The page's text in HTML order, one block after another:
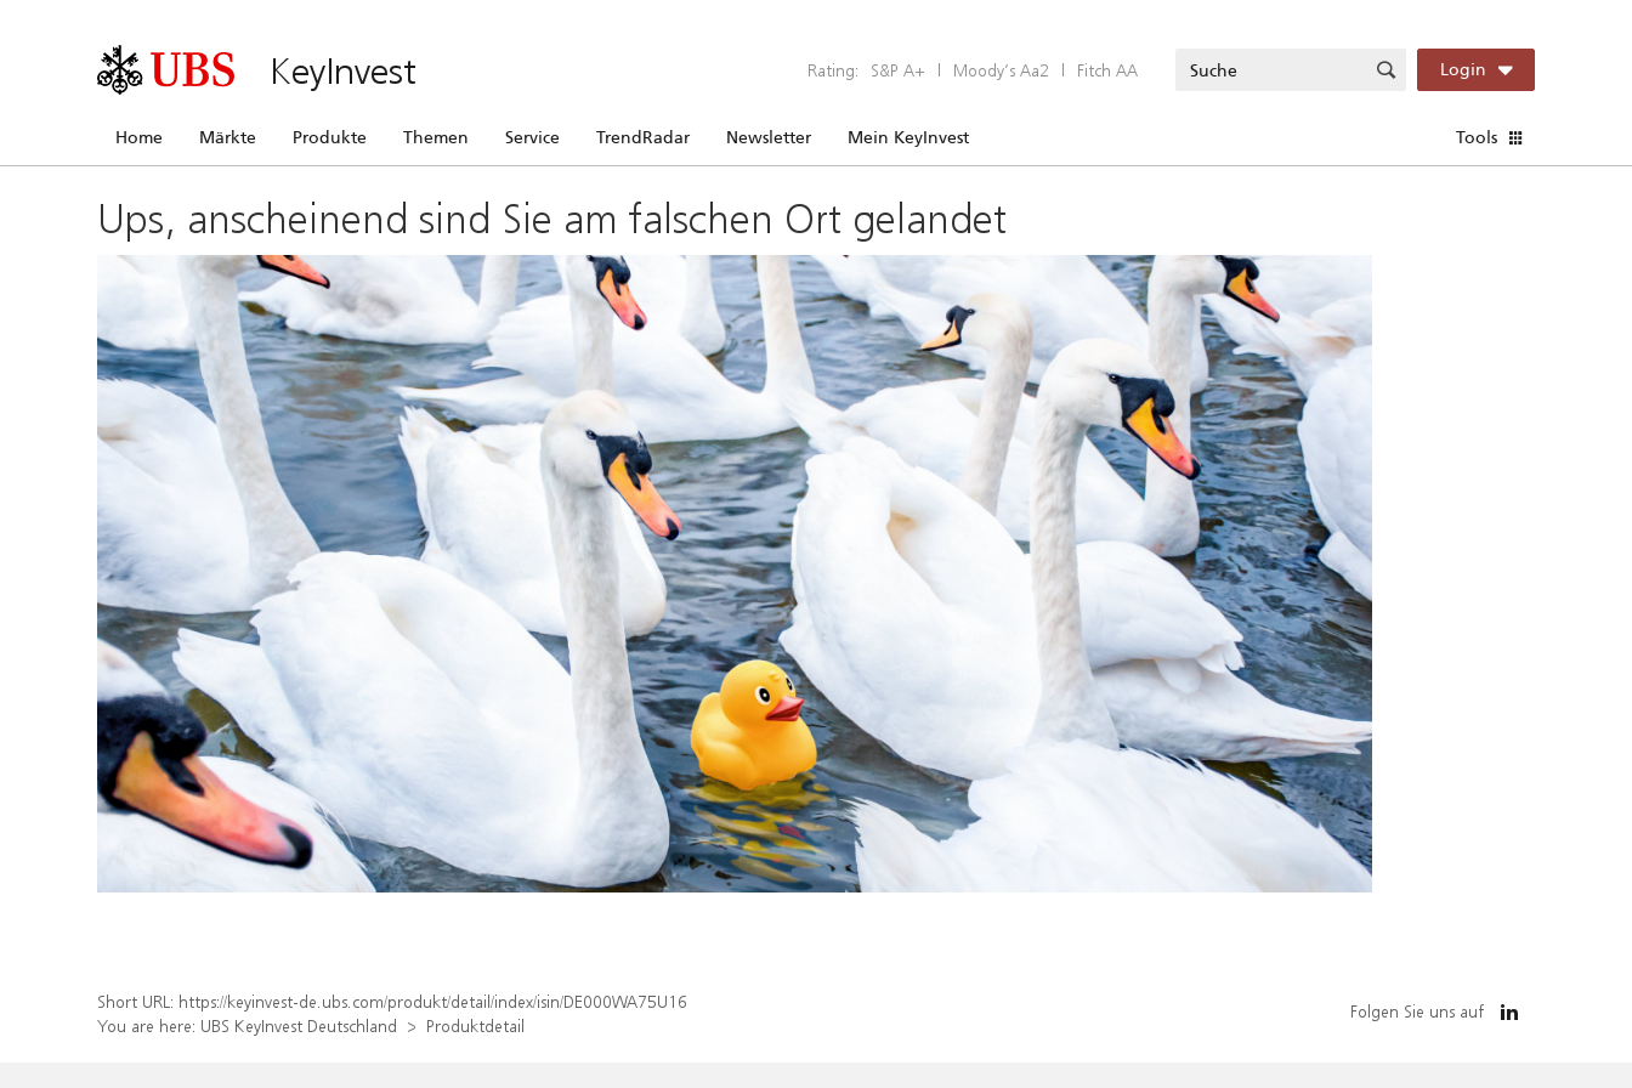
KeyInvest Rating: S&P A+ | Moody’s Aa2 | Fitch AA Login
Home Märkte Produkte Themen Service TrendRadar Newsletter Mein KeyInvest Tools
Ups, anscheinend sind Sie am falschen Ort gelandet
Short URL: https://keyinvest-de.ubs.com/produkt/detail/index/isin/DE000WA75U16
You are here: UBS KeyInvest Deutschland Produktdetail
Folgen Sie uns auf